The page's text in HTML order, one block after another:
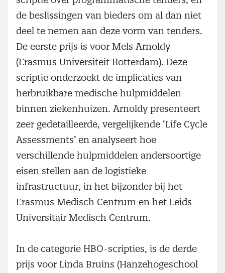
de beslissingen van bieders om al dan niet
deel te nemen aan deze vorm van tenders.
De eerste prijs is voor Mels Arnoldy
(Erasmus Universiteit Rotterdam). Deze
scriptie onderzoekt de implicaties van
herbruikbare medische hulpmiddelen
binnen ziekenhuizen. Arnoldy presenteert
zeer gedetailleerde, vergelijkende ‘Life Cycle
Assessments’ en analyseert hoe
verschillende hulpmiddelen andersoortige
eisen stellen aan de logistieke
infrastructuur, in het bijzonder bij het
Erasmus Medisch Centrum en het Leids
Universitair Medisch Centrum.
In de categorie HBO-scripties, is de derde
prijs voor Linda Bruins (Hanzehogeschool